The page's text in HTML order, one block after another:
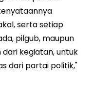
serta setiap
pilgub, maupun
kegiatan, untuk
dari partai politik,"